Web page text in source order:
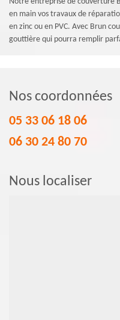
en main vos travaux de
en zinc ou en PVC. Avec Brun
gouttière qui pourra remplir
Nos coordonnées
05 33 06 18 06
06 30 24 80 70
Nous localiser